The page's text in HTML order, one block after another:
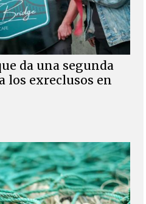
da una segunda
los exreclusos en